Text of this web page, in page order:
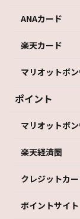
ANAカード
楽天カード
マリオットボ
ポイント
マリオットボ
楽天経済圏
クレジットカ
ポイントサイト